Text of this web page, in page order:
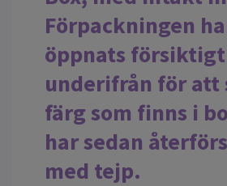
Förpackningen
öppnats försiktigt
underifrån för att
färg som finns i
har sedan
med tejp.